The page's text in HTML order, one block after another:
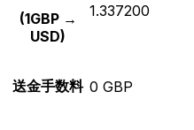
(1GBP →
USD)
1.337200
送金手数料 0 GBP